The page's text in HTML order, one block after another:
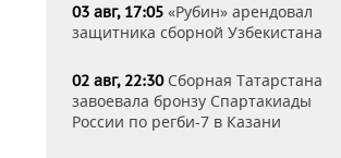
03 авг, 17:05 «Рубин» арендовал
защитника сборной Узбекистана
02 авг, 22:30Сборная Татарстана
завоевала бронзу Спартакиады
России по регби-7 в Казани